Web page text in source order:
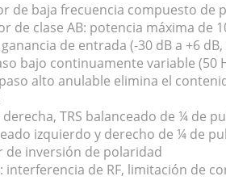
de baja frecuencia compuesto de
de clase AB: potencia máxima de
de entrada (-30 dB a +6
bajo continuamente variable (50
alto anulable elimina el
TRS balanceado de ¼ de
izquierdo y derecho de ¼ de
inversión de polaridad
interferencia de RF, limitación de